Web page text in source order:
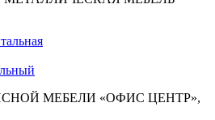
МЕБЕЛИ «ОФИС ЦЕНТР»,